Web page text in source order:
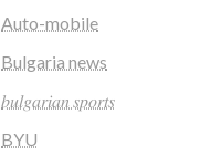
Auto-mobile
Bulgaria news
𝑏𝑢𝑙𝑔𝑎𝑟𝑖𝑎𝑛 𝑠𝑝𝑜𝑟𝑡𝑠
BYU